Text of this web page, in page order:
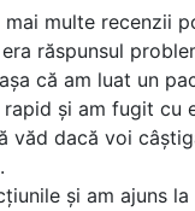
multe recenzii
era răspunsul
că am luat un
rapid și am fugit cu
văd dacă voi
și am ajuns la